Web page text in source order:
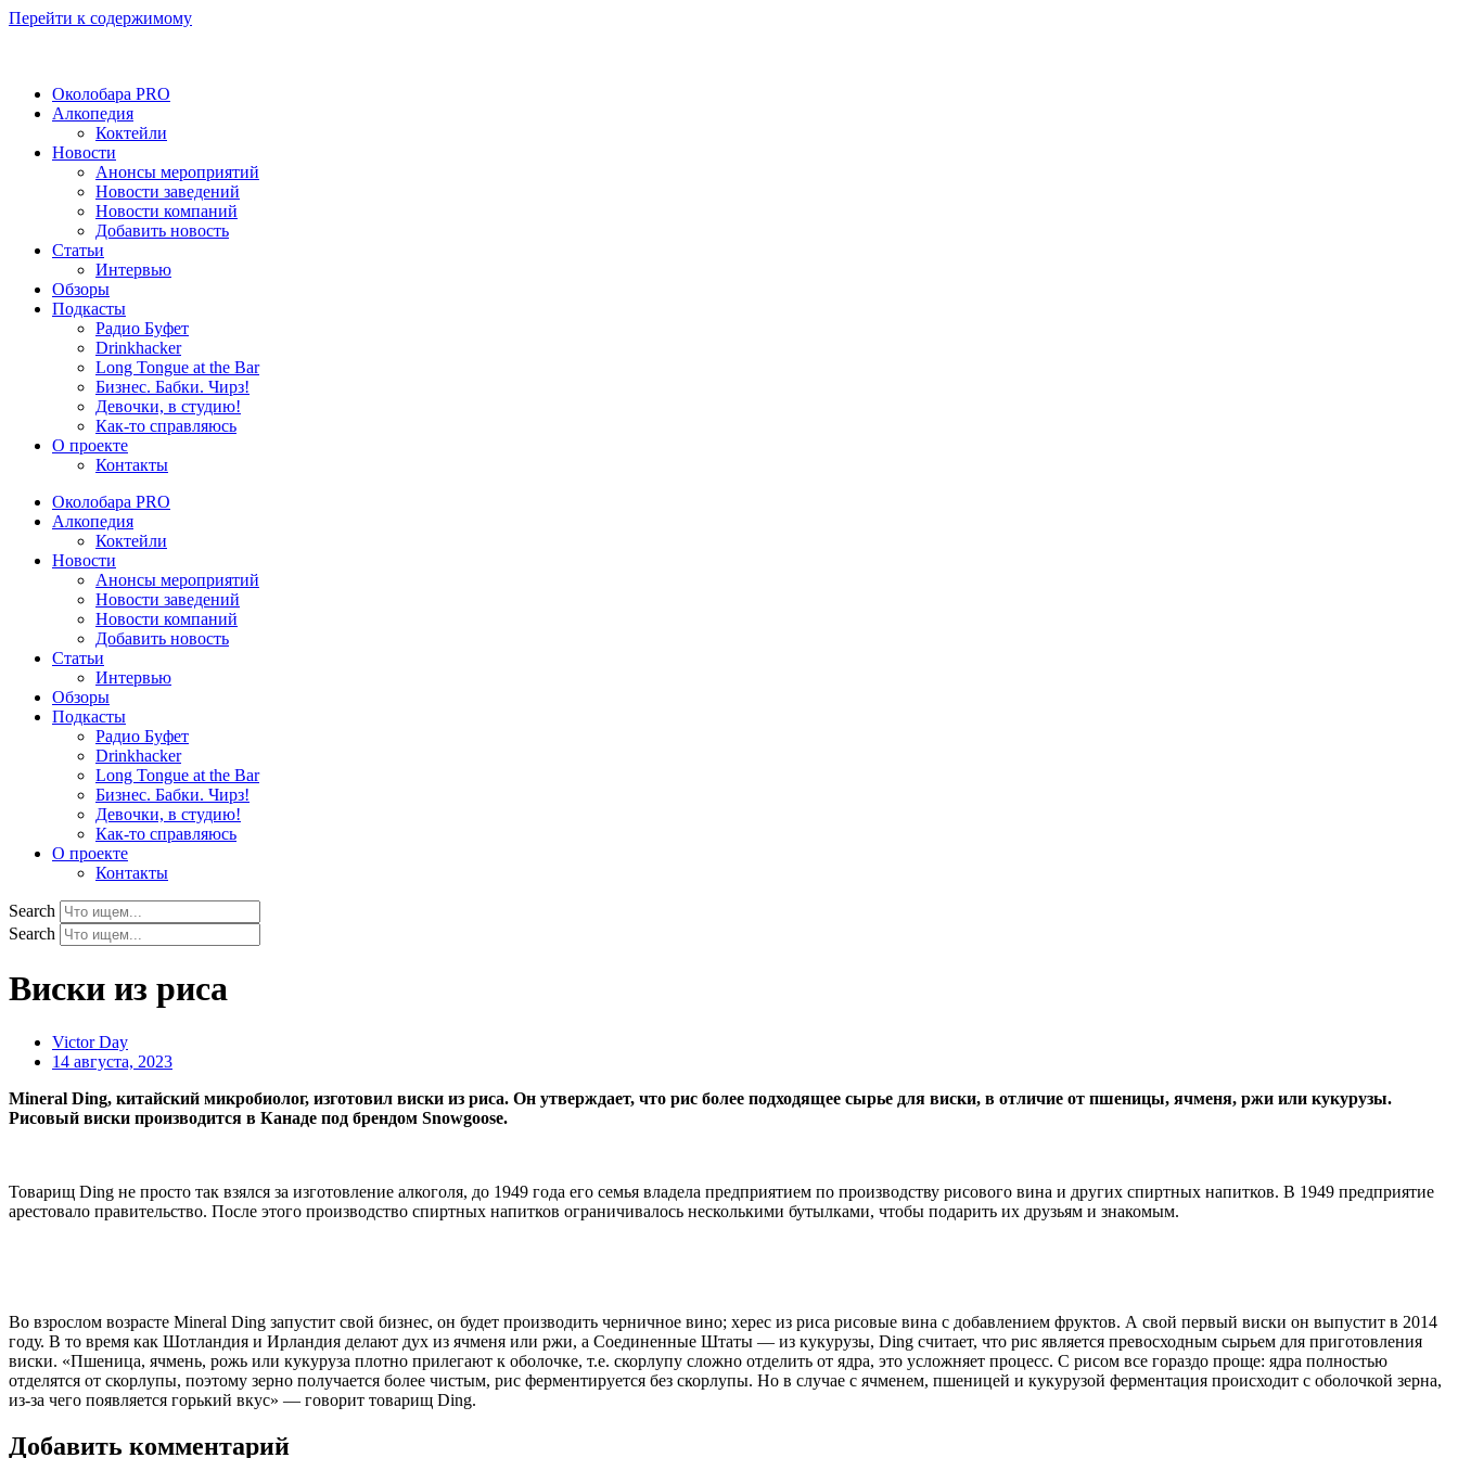
Перейти к содержимому
Околобара PRO
Алкопедия
Коктейли
Новости
Анонсы мероприятий
Новости заведений
Новости компаний
Добавить новость
Статьи
Интервью
Обзоры
Подкасты
Радио Буфет
Drinkhacker
Long Tongue at the Bar
Бизнес. Бабки. Чирз!
Девочки, в студию!
Как-то справляюсь
О проекте
Контакты
Околобара PRO
Алкопедия
Коктейли
Новости
Анонсы мероприятий
Новости заведений
Новости компаний
Добавить новость
Статьи
Интервью
Обзоры
Подкасты
Радио Буфет
Drinkhacker
Long Tongue at the Bar
Бизнес. Бабки. Чирз!
Девочки, в студию!
Как-то справляюсь
О проекте
Контакты
Search
Search
Виски из риса
Victor Day
14 августа, 2023
Mineral Ding, китайский микробиолог, изготовил виски из риса. Он утверждает, что рис более подходящее сырье для виски, в отличие от пшеницы, ячменя, ржи или кукурузы.
Рисовый виски производится в Канаде под брендом Snowgoose.
Товарищ Ding не просто так взялся за изготовление алкоголя, до 1949 года его семья владела предприятием по производству рисового вина и других спиртных напитков. В 1949 предприятие
арестовало правительство. После этого производство спиртных напитков ограничивалось несколькими бутылками, чтобы подарить их друзьям и знакомым.
Во взрослом возрасте Mineral Ding запустит свой бизнес, он будет производить черничное вино; херес из риса рисовые вина с добавлением фруктов. А свой первый виски он выпустит в 2014
году. В то время как Шотландия и Ирландия делают дух из ячменя или ржи, а Соединенные Штаты — из кукурузы, Ding считает, что рис является превосходным сырьем для приготовления
виски. «Пшеница, ячмень, рожь или кукуруза плотно прилегают к оболочке, т.е. скорлупу сложно отделить от ядра, это усложняет процесс. С рисом все гораздо проще: ядра полностью
отделятся от скорлупы, поэтому зерно получается более чистым, рис ферментируется без скорлупы. Но в случае с ячменем, пшеницей и кукурузой ферментация происходит с оболочкой зерна,
из-за чего появляется горький вкус» — говорит товарищ Ding.
Добавить комментарий